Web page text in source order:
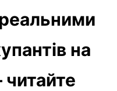
реальними
на
читайте